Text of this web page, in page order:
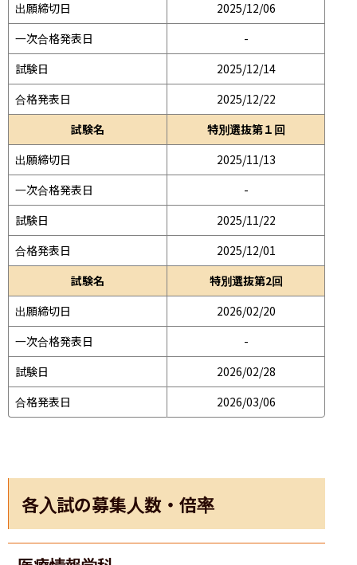
出願締切日
2025/12/06
一次合格発表日
-
試験日
2025/12/14
合格発表日
2025/12/22
試験名
特別選抜第１回
出願締切日
2025/11/13
一次合格発表日
-
試験日
2025/11/22
合格発表日
2025/12/01
試験名
特別選抜第2回
出願締切日
2026/02/20
一次合格発表日
-
試験日
2026/02/28
合格発表日
2026/03/06
各入試の募集人数・倍率